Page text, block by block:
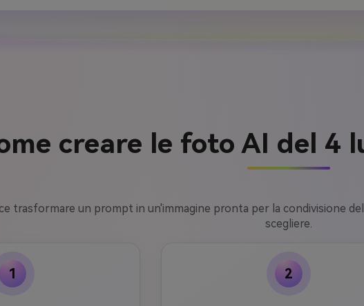
creare le foto AI del 4
trasformare un prompt in un'immagine pronta per la condivisione
scegliere.
1 2